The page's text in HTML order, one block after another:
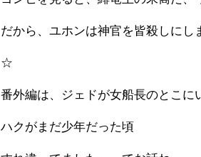
だから、ユホンは神官を皆殺しにし
☆
番外編は、ジェドが女船長のとこに
ハクがまだ少年だった頃